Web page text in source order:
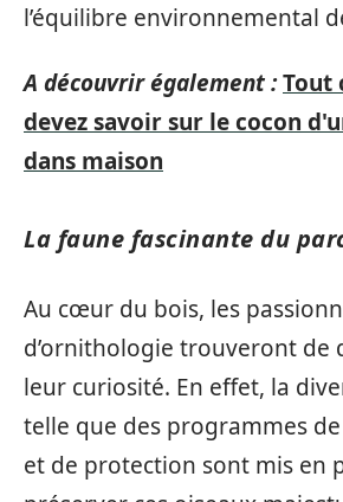
l’équilibre environnemental
A découvrir également :Tout
devez savoir sur le cocon
dans maison
La faune fascinante du
Au cœur du bois, les
d’ornithologie trouveront de
leur curiosité. En effet, la
telle que des programmes
et de protection sont mis en